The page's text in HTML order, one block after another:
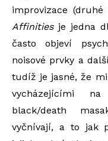
improvizace (druhé
Affinitiesje jedna
často objeví
noisové prvky a
tudíž je jasné, že
vycházejícími
black/death
vyčnívají, a to jak